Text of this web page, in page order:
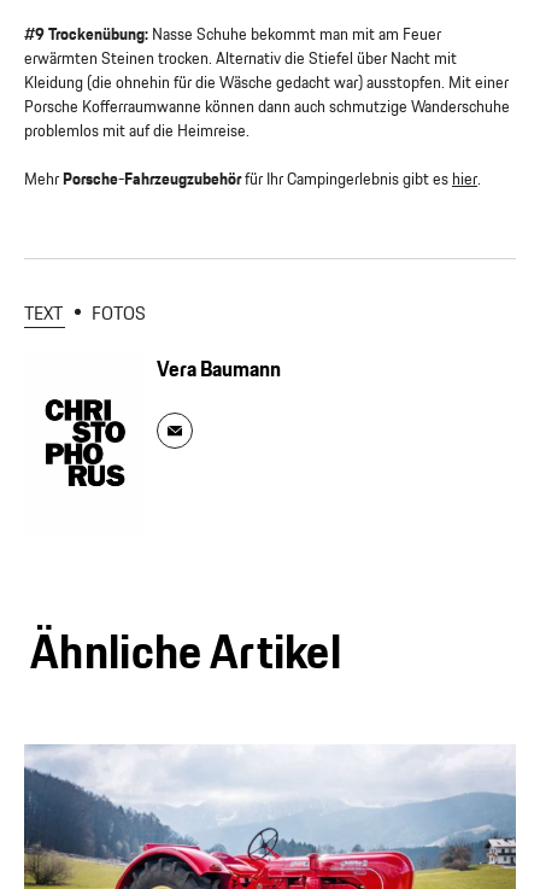
#9 Trockenübung: Nasse Schuhe bekommt man mit am Feuer
erwärmten Steinen trocken. Alternativ die Stiefel über Nacht mit
Kleidung (die ohnehin für die Wäsche gedacht war) ausstopfen. Mit einer
Porsche Kofferraumwanne können dann auch schmutzige Wanderschuhe
problemlos mit auf die Heimreise.
MehrPorsche-Fahrzeugzubehörfür Ihr Campingerlebnis gibt es hier.
TEXT FOTOS
Vera Baumann
Ähnliche Artikel